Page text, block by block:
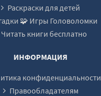
Раскраски для детей
🧩 Игры Головоломки
Читать книги бесплатно
ИНФОРМАЦИЯ
конфиденциальности
Правообладателям